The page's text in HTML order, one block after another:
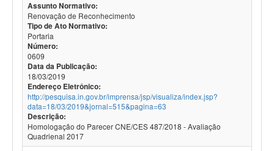
Assunto Normativo:
Renovação de Reconhecimento
Tipo de Ato Normativo:
Portaria
Número:
0609
Data da Publicação:
18/03/2019
Endereço Eletrônico:
http://pesquisa.in.gov.br/imprensa/jsp/visualiza/index.jsp?
data=18/03/2019&jornal=515&pagina=63
Descrição:
Homologação do Parecer CNE/CES 487/2018 - Avaliação
Quadrienal 2017